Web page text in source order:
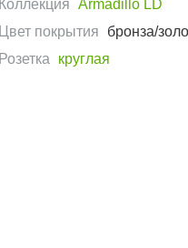
Коллекция Armadillo LD
Цвет покрытия
бронза/
Розетка
круглая